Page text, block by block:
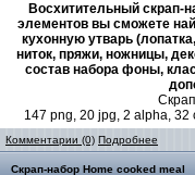
Восхитительный скрап-
элементов вы сможете
кухонную утварь
ниток, пряжи, ножницы,
состав набора фоны,
147 png, 20 jpg, 2 alpha,
Комментарии (0) Подробнее
Скрап-набор Home cooked meal